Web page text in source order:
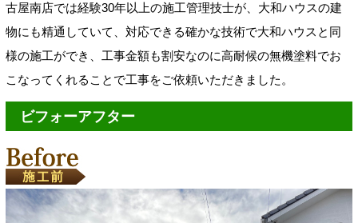
古屋南店では経験30年以上の施工管理技士が、大和ハウスの建
物にも精通していて、対応できる確かな技術で大和ハウスと同
様の施工ができ、工事金額も割安なのに高耐候の無機塗料でお
こなってくれることで工事をご依頼いただきました。
ビフォーアフター